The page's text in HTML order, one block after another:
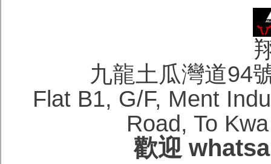
九龍土瓜灣道94
Flat B1, G/F, Ment
Road, To
歡迎